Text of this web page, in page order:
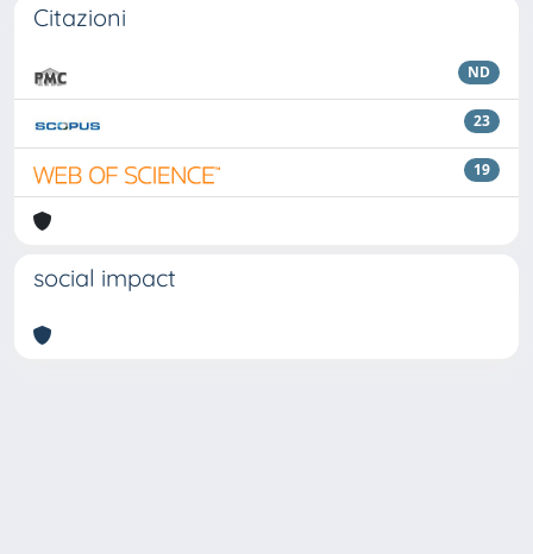
Citazioni
ND
23
19
social impact